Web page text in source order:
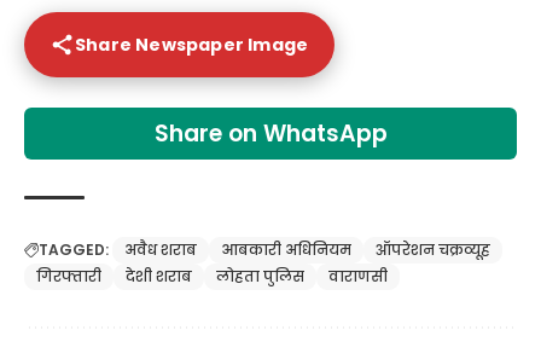
Share Newspaper Image
Share on WhatsApp
TAGGED: अवैध शराब आबकारी अधिनियम
ऑपरेशन चक्रव्यूह
गिरफ्तारी
देशी शराब लोहता पुलिस वाराणसी